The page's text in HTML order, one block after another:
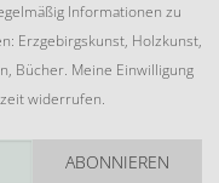
Informationen zu
Erzgebirgskunst, Holzkunst,
Bücher. Meine Einwilligung
widerrufen.
ABONNIEREN